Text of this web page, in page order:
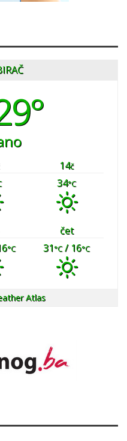
14č
34°C
čet
°C 31°C/ 16°C
Atlas